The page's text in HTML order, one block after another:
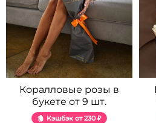
Коралловые розы в
букете от 9 шт.
Кэшбэк 230 ₽